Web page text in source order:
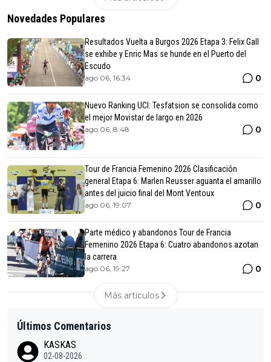
Novedades Populares
Resultados Vuelta a Burgos 2026 Etapa 3: Felix Gall
se exhibe y Enric Mas se hunde en el Puerto del
Escudo
ago 06, 16:34 0
Nuevo Ranking UCI: Tesfatsion se consolida como
el mejor Movistar de largo en 2026
ago 06, 8:48 0
Tour de Francia Femenino 2026 Clasificación
general Etapa 6: Marlen Reusser aguanta el amarillo
antes del juicio final del Mont Ventoux
ago 06, 19:07 0
Parte médico y abandonos Tour de Francia
Femenino 2026 Etapa 6: Cuatro abandonos azotan
la carrera
ago 06, 19:27 0
Más articulos
Últimos Comentarios
KASKAS
02-08-2026